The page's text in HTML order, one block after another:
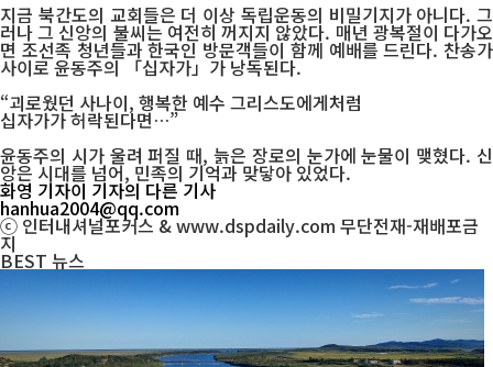
지금 북간도의 교회들은 더 이상 독립운동의 비밀기지가 아니다. 그
러나 그 신앙의 불씨는 여전히 꺼지지 않았다. 매년 광복절이 다가오
면 조선족 청년들과 한국인 방문객들이 함께 예배를 드린다. 찬송가
사이로 윤동주의 「십자가」가 낭독된다.
“괴로웠던 사나이, 행복한 예수 그리스도에게처럼
십자가가 허락된다면…”
윤동주의 시가 울려 퍼질 때, 늙은 장로의 눈가에 눈물이 맺혔다. 신
앙은 시대를 넘어, 민족의 기억과 맞닿아 있었다.
화영 기자이 기자의 다른 기사
hanhua2004@qq.com
ⓒ 인터내셔널포커스 & www.dspdaily.com 무단전재-재배포금
지
BEST 뉴스